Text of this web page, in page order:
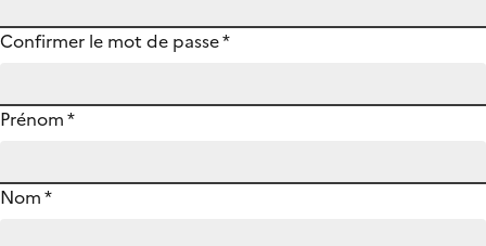
Confirmer le mot de passe*
Prénom*
Nom*